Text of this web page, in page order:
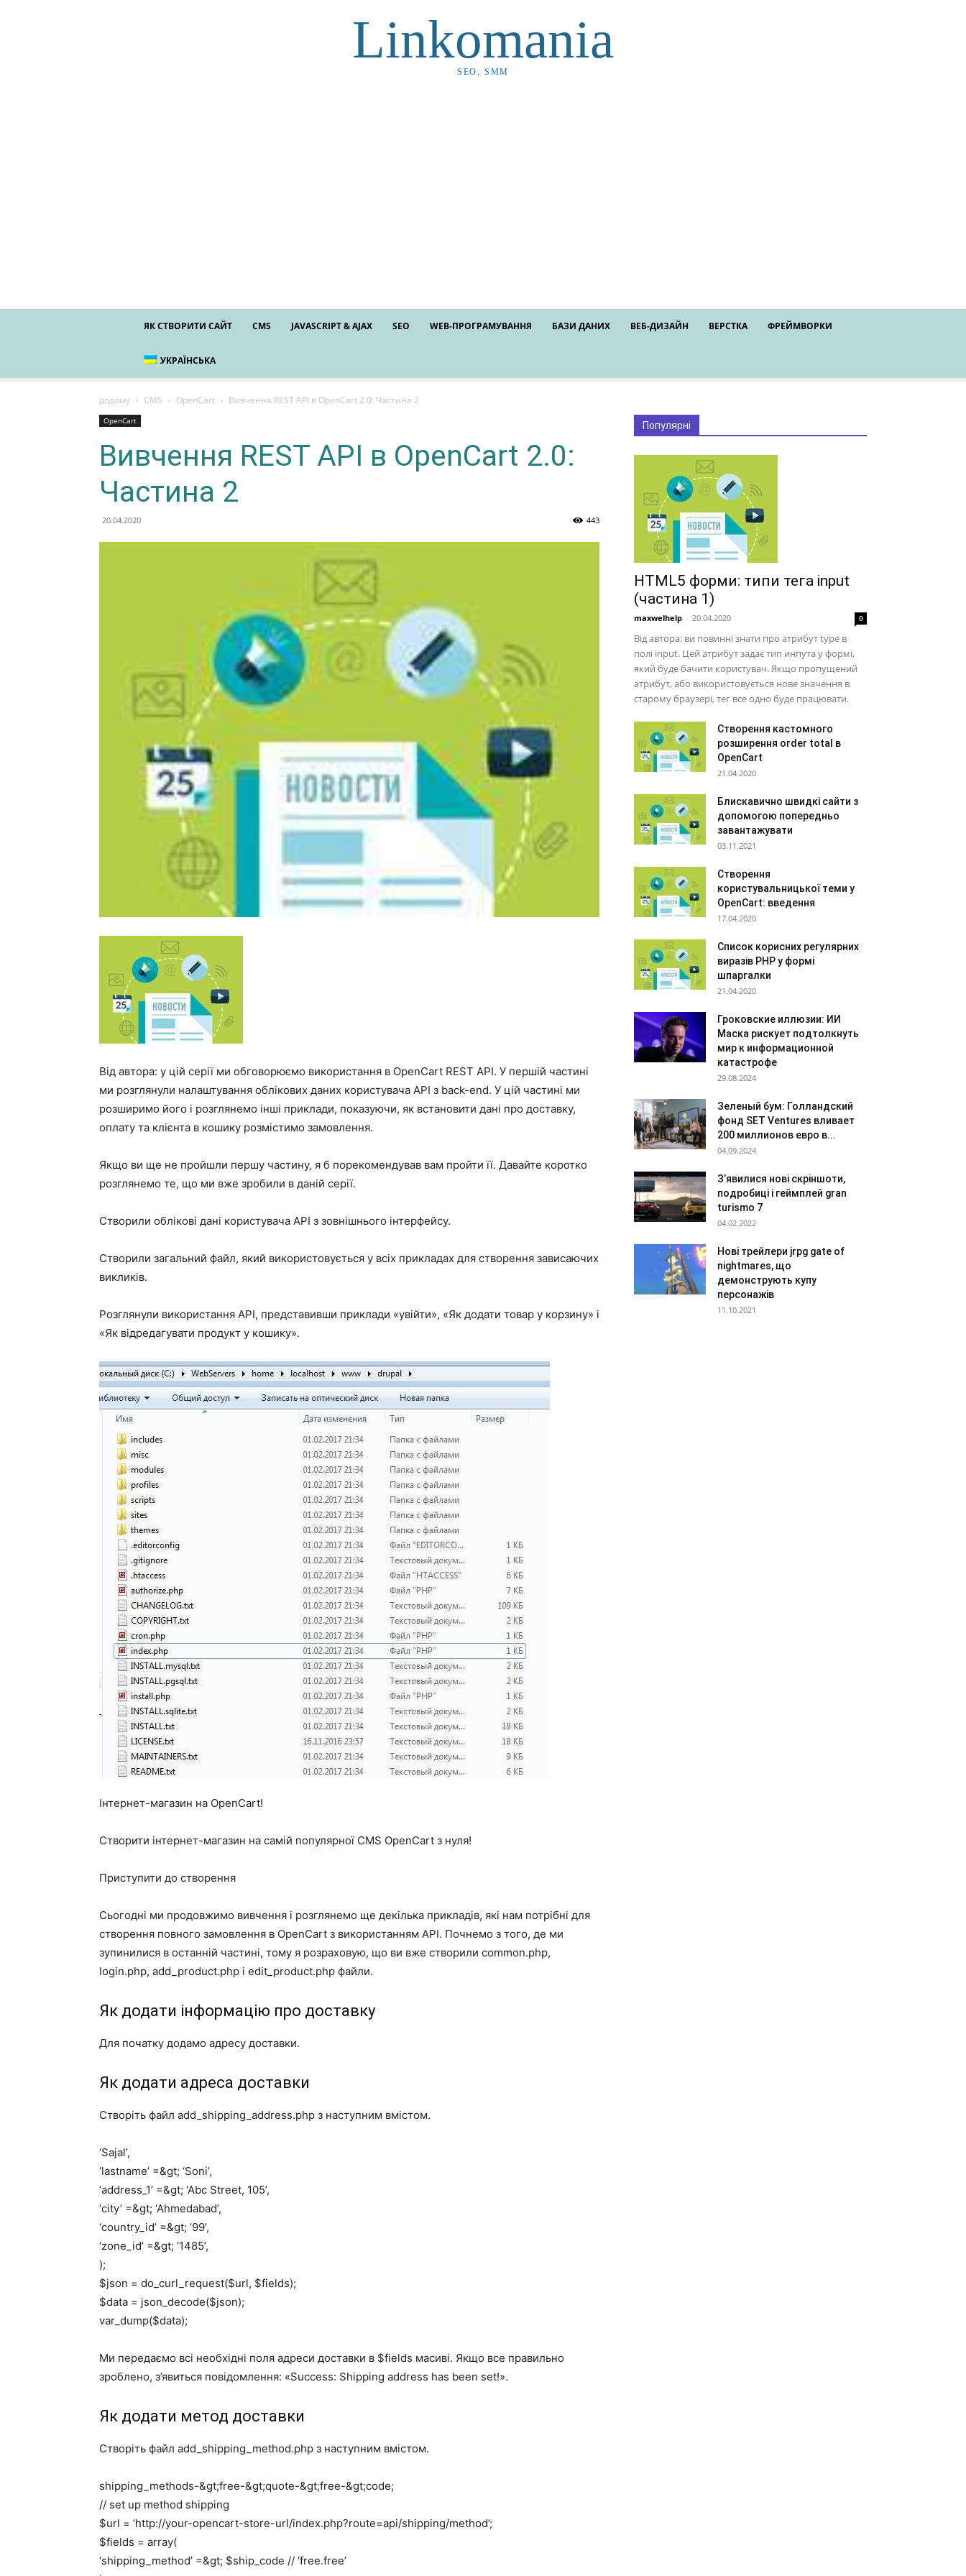
Linkomania
SEO, SMM
ЯК СТВОРИТИ САЙТ CMS JAVASCRIPT & AJAX SEO WEB-ПРОГРАМУВАННЯ БАЗИ ДАНИХ ВЕБ-ДИЗАЙН ВЕРСТКА ФРЕЙМВОРКИ
УКРАЇНСЬКА
додому CMS OpenCart Вивчення REST API в OpenCart 2.0: Частина 2
OpenCart
Вивчення REST API в OpenCart 2.0:
Частина 2
20.04.2020 443
Від автора: у цій серії ми обговорюємо використання в OpenCart REST API. У першій частині
ми розглянули налаштування облікових даних користувача API з back-end. У цій частині ми
розширимо його і розглянемо інші приклади, показуючи, як встановити дані про доставку,
оплату та клієнта в кошику розмістимо замовлення.
Якщо ви ще не пройшли першу частину, я б порекомендував вам пройти її. Давайте коротко
розглянемо те, що ми вже зробили в даній серії.
Створили облікові дані користувача API з зовнішнього інтерфейсу.
Створили загальний файл, який використовується у всіх прикладах для створення зависаючих
викликів.
Розглянули використання API, представивши приклади «увійти», «Як додати товар у корзину» і
«Як відредагувати продукт у кошику».
Інтернет-магазин на OpenCart!
Створити інтернет-магазин на самій популярної CMS OpenCart з нуля!
Приступити до створення
Сьогодні ми продовжимо вивчення і розглянемо ще декілька прикладів, які нам потрібні для
створення повного замовлення в OpenCart з використанням API. Почнемо з того, де ми
зупинилися в останній частині, тому я розраховую, що ви вже створили common.php,
login.php, add_product.php і edit_product.php файли.
Як додати інформацію про доставку
Для початку додамо адресу доставки.
Як додати адреса доставки
Створіть файл add_shipping_address.php з наступним вмістом.
‘Sajal’,
‘lastname’ =&gt; ‘Soni’,
‘address_1’ =&gt; ‘Abc Street, 105’,
‘city’ =&gt; ‘Ahmedabad’,
‘country_id’ =&gt; ’99’,
‘zone_id’ =&gt; ‘1485’,
);
$json = do_curl_request($url, $fields);
$data = json_decode($json);
var_dump($data);
Ми передаємо всі необхідні поля адреси доставки в $fields масиві. Якщо все правильно
зроблено, з’явиться повідомлення: «Success: Shipping address has been set!».
Як додати метод доставки
Створіть файл add_shipping_method.php з наступним вмістом.
shipping_methods-&gt;free-&gt;quote-&gt;free-&gt;code;
// set up method shipping
$url = ‘http://your-opencart-store-url/index.php?route=api/shipping/method’;
$fields = array(
‘shipping_method’ =&gt; $ship_code // ‘free.free’
Популярні
HTML5 форми: типи тега input
(частина 1)
maxwelhelp - 20.04.2020 0
Від автора: ви повинні знати про атрибут type в
полі input. Цей атрибут задає тип инпута у формі,
який буде бачити користувач. Якщо пропущений
атрибут, або використовується нове значення в
старому браузері, тег все одно буде працювати.
Створення кастомного
розширення order total в
OpenCart
21.04.2020
Блискавично швидкі сайти з
допомогою попередньо
завантажувати
03.11.2021
Створення
користувальницької теми у
OpenCart: введення
17.04.2020
Список корисних регулярних
виразів PHP у формі
шпаргалки
21.04.2020
Гроковские иллюзии: ИИ
Маска рискует подтолкнуть
мир к информационной
катастрофе
29.08.2024
Зеленый бум: Голландский
фонд SET Ventures вливает
200 миллионов евро в...
04.09.2024
З’явилися нові скріншоти,
подробиці і геймплей gran
turismo 7
04.02.2022
Нові трейлери jrpg gate of
nightmares, що
демонструють купу
персонажів
11.10.2021